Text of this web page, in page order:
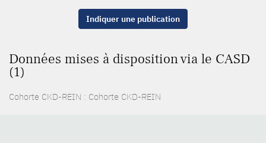
Indiquer une publication
Données mises à disposition via le CASD
(1)
Cohorte CKD-REIN : Cohorte CKD-REIN